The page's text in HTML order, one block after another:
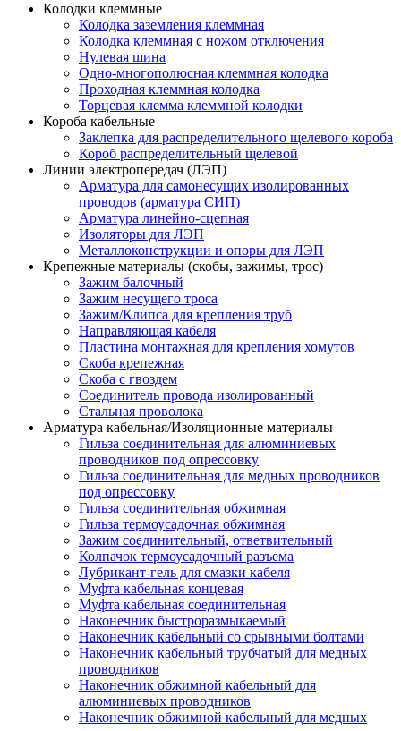
Колодки клеммные
Колодка заземления клеммная
Колодка клеммная с ножом отключения
Нулевая шина
Одно-многополюсная клеммная колодка
Проходная клеммная колодка
Торцевая клемма клеммной колодки
Короба кабельные
Заклепка для распределительного щелевого короба
Короб распределительный щелевой
Линии электропередач (ЛЭП)
Арматура для самонесущих изолированных
проводов (арматура СИП)
Арматура линейно-сцепная
Изоляторы для ЛЭП
Металлоконструкции и опоры для ЛЭП
Крепежные материалы (скобы, зажимы, трос)
Зажим балочный
Зажим несущего троса
Зажим/Клипса для крепления труб
Направляющая кабеля
Пластина монтажная для крепления хомутов
Скоба крепежная
Скоба с гвоздем
Соединитель провода изолированный
Стальная проволока
Арматура кабельная/Изоляционные материалы
Гильза соединительная для алюминиевых
проводников под опрессовку
Гильза соединительная для медных проводников
под опрессовку
Гильза соединительная обжимная
Гильза термоусадочная обжимная
Зажим соединительный, ответвительный
Колпачок термоусадочный разъема
Лубрикант-гель для смазки кабеля
Муфта кабельная концевая
Муфта кабельная соединительная
Наконечник быстроразмыкаемый
Наконечник кабельный со срывными болтами
Наконечник кабельный трубчатый для медных
проводников
Наконечник обжимной кабельный для
алюминиевых проводников
Наконечник обжимной кабельный для медных